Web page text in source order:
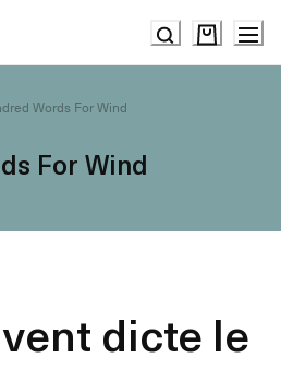
Words For Wind
For Wind
dicte le